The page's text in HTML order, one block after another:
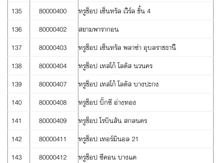
135
80000400
ทรูช็อป เซ็นทรัล เวิร์ล ชั้น 4
136
80000402
สยามพารากอน
137
80000403
ทรูช็อป เซ็นทรัล พลาซ่า อุบลราชธานี
138
80000404
ทรูช็อป เทสโก้ โลตัส นวนคร
139
80000407
ทรูช็อป เทสโก้ โลตัส บางปะกง
140
80000408
ทรูช็อป บิ๊กซี อ่างทอง
141
80000409
ทรูช็อป โรบินสัน สกลนคร
142
80000411
ทรูช็อป เทอร์มินอล 21
143
80000412
ทรูช็อป ซีคอน บางแค